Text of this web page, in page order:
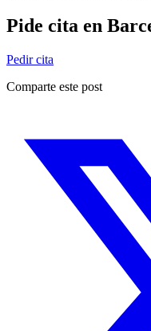
Pide cita en
Pedir cita
Comparte este post